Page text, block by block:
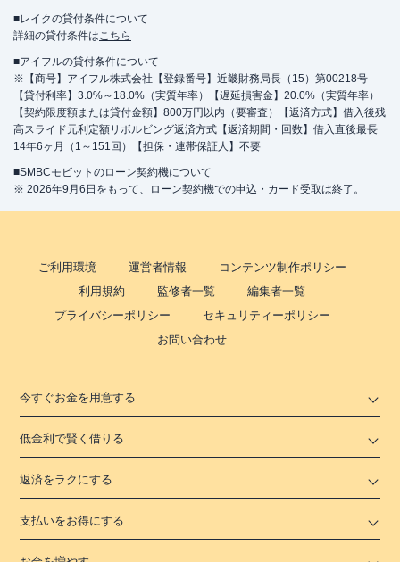
■レイクの貸付条件について
詳細の貸付条件はこちら
■アイフルの貸付条件について
※【商号】アイフル株式会社【登録番号】近畿財務局長（15）第00218号
【貸付利率】3.0%～18.0%（実質年率）【遅延損害金】20.0%（実質年率）
【契約限度額または貸付金額】800万円以内（要審査）【返済方式】借入後残
高スライド元利定額リボルビング返済方式【返済期間・回数】借入直後最長
14年6ヶ月（1～151回）【担保・連帯保証人】不要
■SMBCモビットのローン契約機について
※ 2026年9月6日をもって、ローン契約機での申込・カード受取は終了。
ご利用環境 運営者情報
コンテンツ制作ポリシー
利用規約
監修者一覧
編集者一覧
プライバシーポリシー
セキュリティーポリシー
お問い合わせ
今すぐお金を用意する
低金利で賢く借りる
返済をラクにする
支払いをお得にする